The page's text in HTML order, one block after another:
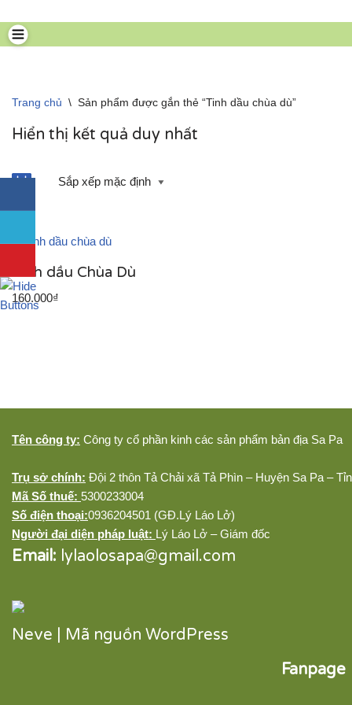
Chuyển
dung
Trang chủ \ Sản phẩm được gắn thẻ “Tinh dầu chùa dù”
Hiển thị kết quả duy nhất
Tinh dầu Chùa Dù
160.000₫
Tên công ty: Công ty cổ phần kinh các sản phẩm bản địa Sa Pa
Trụ sở chính: Đội 2 thôn Tả Chải xã Tả Phìn – Huyện Sa Pa –
Mã Số thuế: 5300233004
Số điện thoại:0936204501 (GĐ.Lý Láo Lở)
Người đại diện pháp luật: Lý Láo Lở – Giám đốc
Email: lylaolosapa@gmail.com
Neve | Mã nguồn WordPress
Fanpage